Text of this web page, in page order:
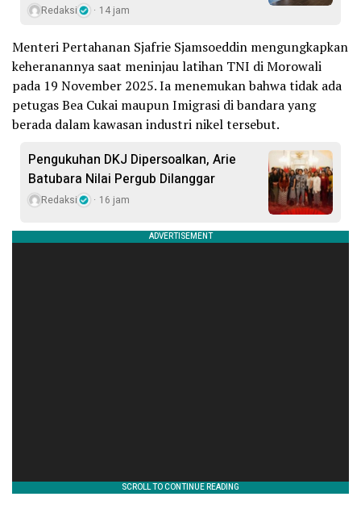
Redaksi 14 jam
Menteri Pertahanan Sjafrie Sjamsoeddin mengungkapkan
keheranannya saat meninjau latihan TNI di Morowali
pada 19 November 2025. Ia menemukan bahwa tidak ada
petugas Bea Cukai maupun Imigrasi di bandara yang
berada dalam kawasan industri nikel tersebut.
Pengukuhan DKJ Dipersoalkan, Arie
Batubara Nilai Pergub Dilanggar
Redaksi 16 jam